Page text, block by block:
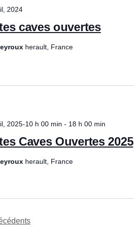
caves ouvertes
2024
herault, France
Caves Ouvertes 2025
2025-10 h 00 min - 18 h 00 min
herault, France